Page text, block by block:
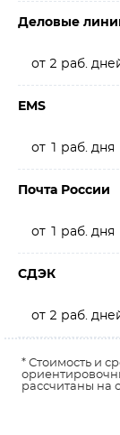
Деловые
от 2 раб.
EMS
от 1 раб. дня
Почта России
от 1 раб. дня
СДЭК
от 2 раб.
* Стоимость и
рассчитаны на